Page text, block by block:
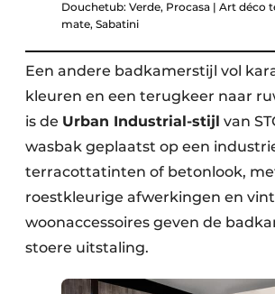
Douchetub: Verde, Procasa | Art déco
mate, Sabatini
Een andere badkamerstijl vol
kleuren en een terugkeer naar
is de Urban Industrial-stijl van
wasbak geplaatst op een
terracottatinten of betonlook,
roestkleurige afwerkingen en
woonaccessoires geven de
stoere uitstaling.